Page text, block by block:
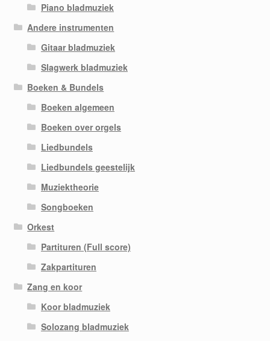
Piano bladmuziek
Andere instrumenten
Gitaar bladmuziek
Slagwerk bladmuziek
Boeken & Bundels
Boeken algemeen
Boeken over orgels
Liedbundels
Liedbundels geestelijk
Muziektheorie
Songboeken
Orkest
Partituren (Full score)
Zakpartituren
Zang en koor
Koor bladmuziek
Solozang bladmuziek